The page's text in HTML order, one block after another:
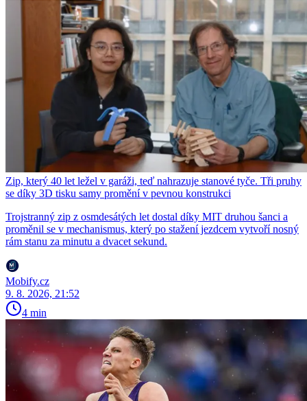
Zip, který 40 let ležel v garáži, teď nahrazuje stanové tyče. Tři pruhy
se díky 3D tisku samy promění v pevnou konstrukci
Trojstranný zip z osmdesátých let dostal díky MIT druhou šanci a
proměnil se v mechanismus, který po stažení jezdcem vytvoří nosný
rám stanu za minutu a dvacet sekund.
Mobify.cz
9. 8. 2026, 21:52
4 min